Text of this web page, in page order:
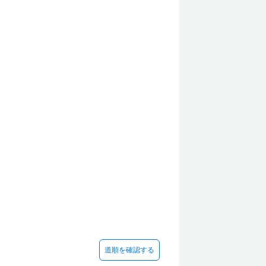
道順を確認する